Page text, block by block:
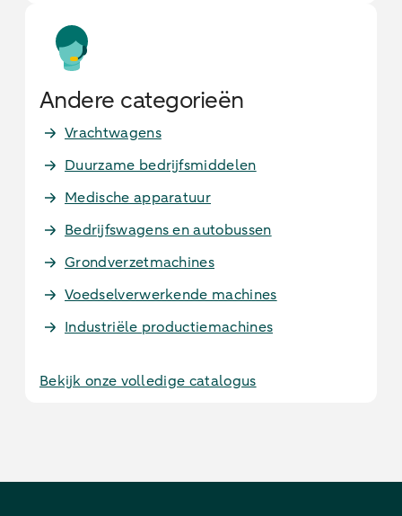
Andere categorieën
Vrachtwagens
Duurzame bedrijfsmiddelen
Medische apparatuur
Bedrijfswagens en autobussen
Grondverzetmachines
Voedselverwerkende machines
Industriële productiemachines
Bekijk onze volledige catalogus